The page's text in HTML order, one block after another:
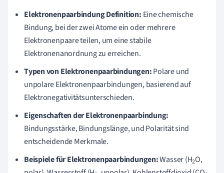
Elektronenpaarbindung Definition: Eine chemische
Bindung, bei der zwei Atome ein oder mehrere
Elektronenpaare teilen, um eine stabile
Elektronenanordnung zu erreichen.
Typen von Elektronenpaarbindungen:Polare und
unpolare Elektronenpaarbindungen, basierend auf
Elektronegativitätsunterschieden.
Eigenschaften der Elektronenpaarbindung:
Bindungsstärke, Bindungslänge, und Polarität sind
entscheidende Merkmale.
Beispiele für Elektronenpaarbindungen:Wasser (H2O,